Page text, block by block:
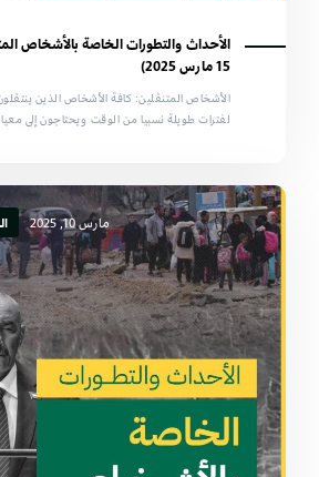
15 مارس 2025)
الأشخاص المتنقلين: كافة الأشخاص الذين
لفترات طويلة نسبيا من الوقت ويحتاجون إلى
مارس 10, 2025